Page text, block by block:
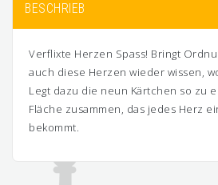
BESCHRIEB
Verflixte Herzen Spass! Bringt
auch diese Herzen wieder wissen,
Legt dazu die neun Kärtchen so zu
Fläche zusammen, das jedes Herz
bekommt.